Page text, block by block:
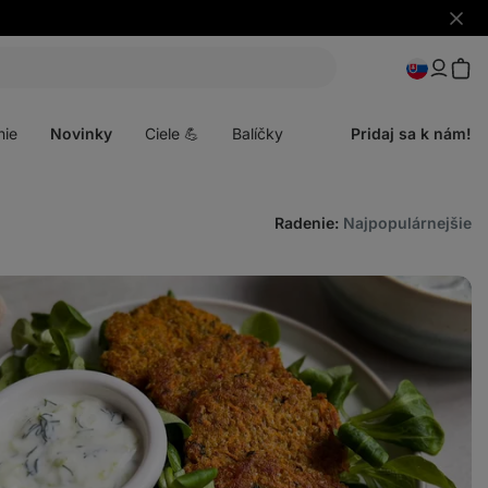
Skryť
Novinky Ciele 💪 Balíčky Pridaj sa k nám!
Radenie: Najpopulárnejšie